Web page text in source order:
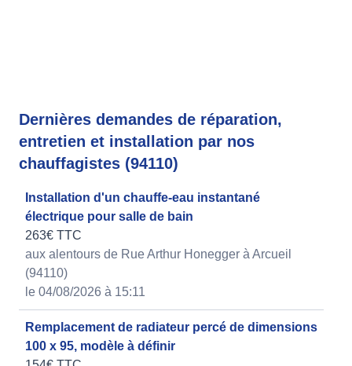
Dernières demandes de réparation,
entretien et installation par nos
chauffagistes (94110)
Installation d'un chauffe-eau instantané
électrique pour salle de bain
263€ TTC
aux alentours de Rue Arthur Honegger à Arcueil
(94110)
le 04/08/2026 à 15:11
Remplacement de radiateur percé de dimensions
100 x 95, modèle à définir